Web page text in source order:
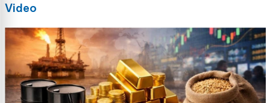
Video